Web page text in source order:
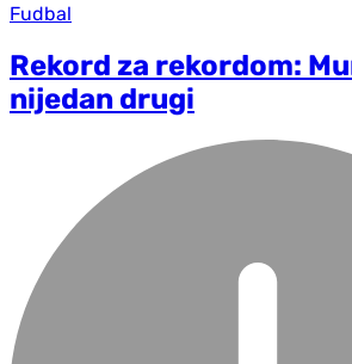
Fudbal
Rekord za rekordom:
nijedan drugi